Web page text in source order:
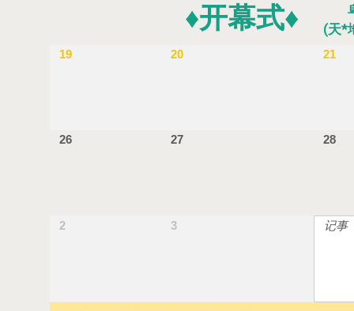
♦开幕式♦
(天*
19 20 21
26 27 28
2 3 记事